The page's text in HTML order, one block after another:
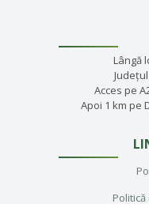
Lângă
Acces pe
Apoi 1 km pe